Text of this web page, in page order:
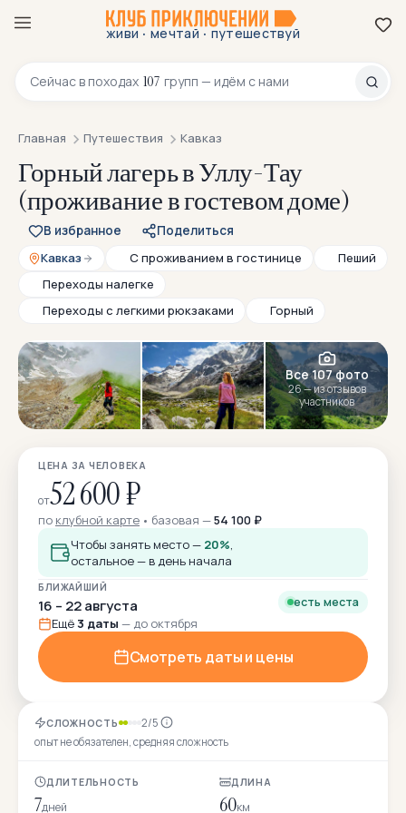
живи · мечтай · путешествуй
Сейчас в походах 107 групп — идём с нами
8 800 200-70-23
Главная Путешествия Кавказ
Горный лагерь в Уллу-Тау
(проживание в гостевом доме)
В избранное
Поделиться
Кавказ
С проживанием в гостинице
Пеший
Переходы налегке
Переходы с легкими рюкзаками
Горный
Все 107 фото
26 — из отзывов
участников
СЛОЖНОСТЬ 2/5
опыт не обязателен, средняя сложность
ДЛИТЕЛЬНОСТЬ
7дней
ДЛИНА
60км
ЦЕНА ЗА ЧЕЛОВЕКА
от52 600 ₽
по клубной карте базовая —54 100 ₽
Чтобы занять место — 20%,
остальное — в день начала
БЛИЖАЙШИЙ
16 – 22 августа есть места
Ещё 3 даты — до октября
Смотреть даты и цены